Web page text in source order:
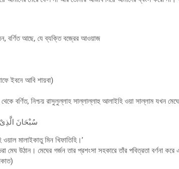
বর্ণিত আছে, যে ব্যক্তি বজ্রের আওয়াজ
ইবনে আবি শায়বা)
বর্ণিত, নিশ্চয় রাসুলুল্লাহ সাল্লাল্লাহু আলাইহি ওয়া সাল্লাম যখন
سُبْحَانَ الَّذِىْ
ওয়াল মালাইকাতু মিন খিফাতিহি।’
মেঘ উঠান। মেঘের গর্জন তার প্রশংসা সহকারে তাঁর পবিত্রতা বর্ণনা